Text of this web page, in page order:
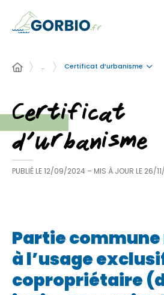
… Certificat d’urbanisme
Certificat
d’urbanisme
PUBLIÉ LE12/09/2024 – MIS À JOUR LE 26/
Partie
à l’usage
copropriétaire